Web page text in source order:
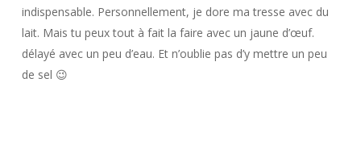
indispensable. Personnellement, je dore ma tresse avec du
lait. Mais tu peux tout à fait la faire avec un jaune d’œuf.
délayé avec un peu d’eau. Et n’oublie pas d’y mettre un peu
de sel 😉